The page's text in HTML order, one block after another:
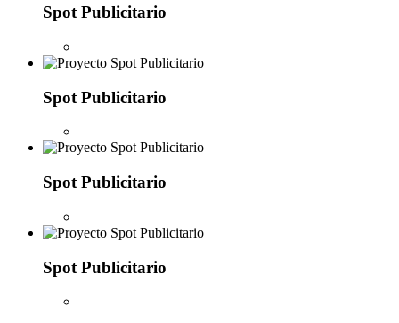
Spot Publicitario
Spot Publicitario
Spot Publicitario
Spot Publicitario